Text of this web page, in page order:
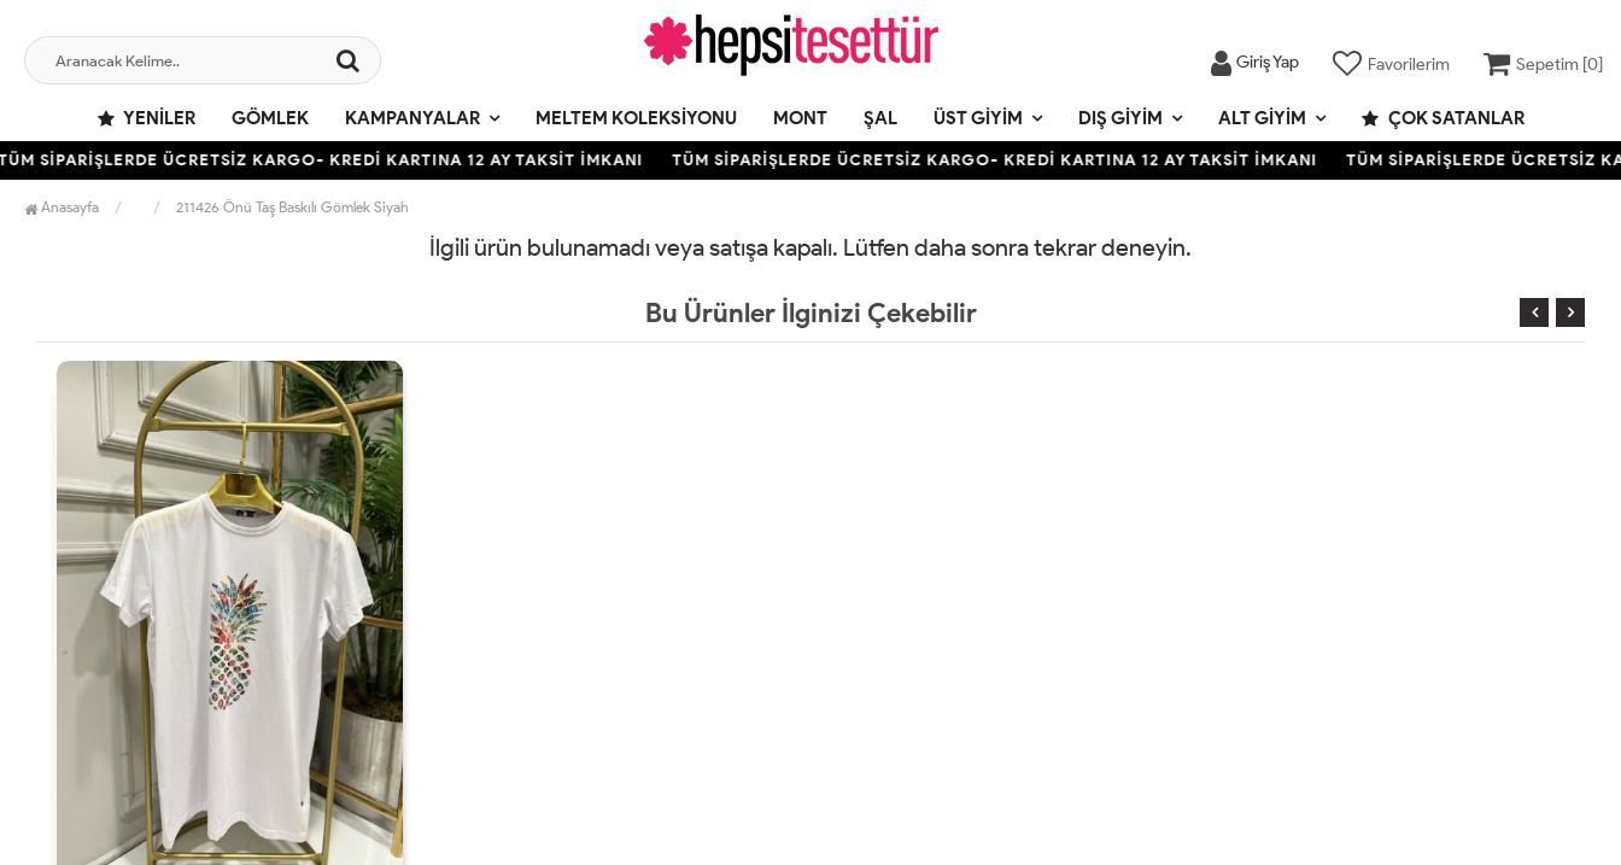
Giriş Yap Favorilerim Sepetim [0]
YENILER GÖMLEK KAMPANYALAR MELTEM KOLEKSIYONU MONT ŞAL ÜST GIYIM DIŞ GIYIM ALT GIYIM ÇOK SATANLAR
SİPARİŞLERDE ÜCRETSİZ KARGO- KREDİ KARTINA 12 AY TAKSİT İMKANI TÜM SİPARİŞLERDE ÜCRETSİZ KARGO- KREDİ KARTINA 12 AY TAKSİT İMKANI TÜM SİPARİŞLERDE ÜCRETSİZ
Anasayfa 211426 Önü Taş Baskılı Gömlek Siyah
İlgili ürün bulunamadı veya satışa kapalı. Lütfen daha sonra tekrar deneyin.
Bu Ürünler İlginizi Çekebilir